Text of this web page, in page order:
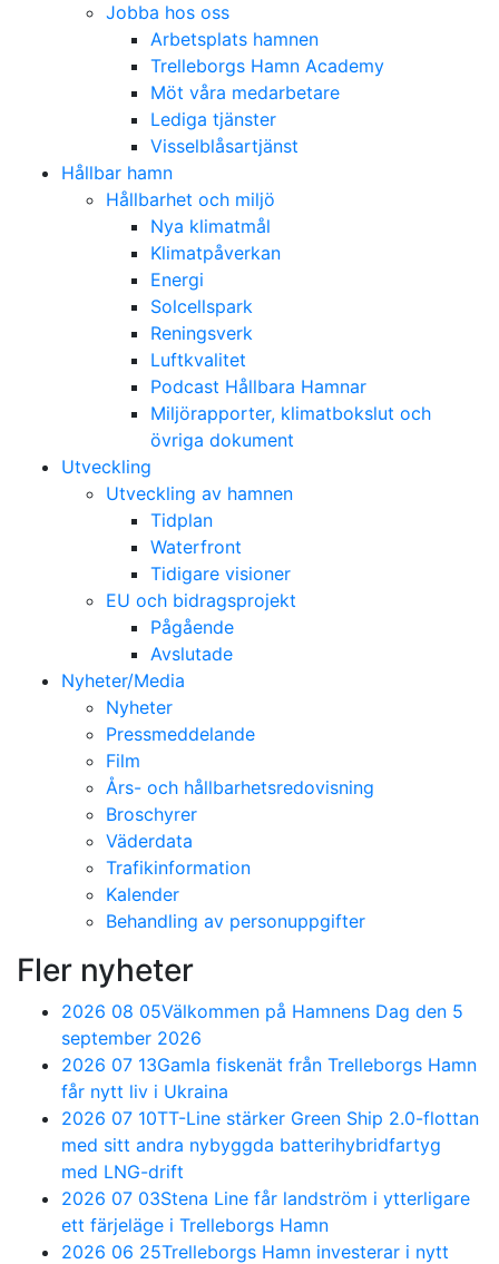
Jobba hos oss
Arbetsplats hamnen
Trelleborgs Hamn Academy
Möt våra medarbetare
Lediga tjänster
Visselblåsartjänst
Hållbar hamn
Hållbarhet och miljö
Nya klimatmål
Klimatpåverkan
Energi
Solcellspark
Reningsverk
Luftkvalitet
Podcast Hållbara Hamnar
Miljörapporter, klimatbokslut och
övriga dokument
Utveckling
Utveckling av hamnen
Tidplan
Waterfront
Tidigare visioner
EU och bidragsprojekt
Pågående
Avslutade
Nyheter/Media
Nyheter
Pressmeddelande
Film
Års- och hållbarhetsredovisning
Broschyrer
Väderdata
Trafikinformation
Kalender
Behandling av personuppgifter
Fler nyheter
2026 08 05Välkommen på Hamnens Dag den 5
september 2026
2026 07 13Gamla fiskenät från Trelleborgs Hamn
får nytt liv i Ukraina
2026 07 10TT-Line stärker Green Ship 2.0-flottan
med sitt andra nybyggda batterihybridfartyg
med LNG-drift
2026 07 03Stena Line får landström i ytterligare
ett färjeläge i Trelleborgs Hamn
2026 06 25Trelleborgs Hamn investerar i nytt